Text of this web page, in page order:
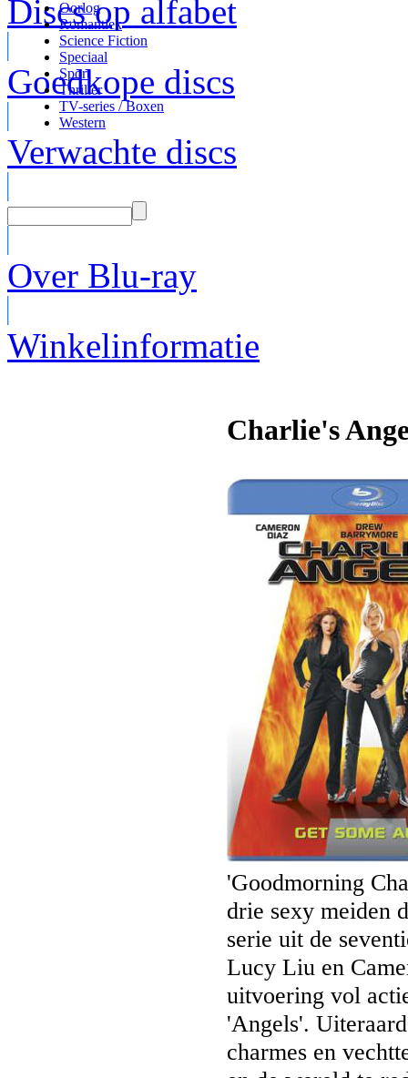
Discs op alfabet
Goedkope discs
Verwachte discs
Over Blu-ray
Winkelinformatie
Oorlog
Romantiek
Science Fiction
Speciaal
Sport
Thriller
TV-series / Boxen
Western
Charlie's
'Goodmorning
drie sexy meiden
serie uit de
Lucy Liu en
uitvoering vol
'Angels'.
charmes en